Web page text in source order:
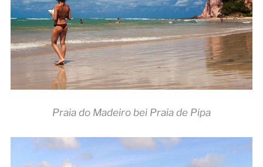
Praia do Madeiro bei Praia de Pipa